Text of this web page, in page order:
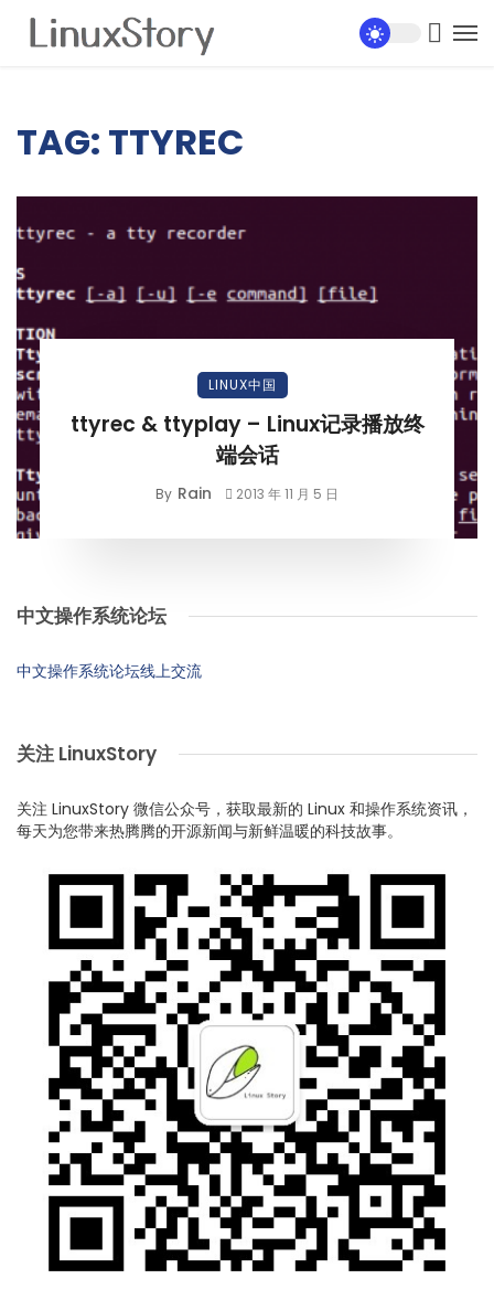
TAG: TTYREC
LINUX中国
ttyrec & ttyplay – Linux记录播放终
端会话
By Rain 2013 年 11 月 5 日
中文操作系统论坛
中文操作系统论坛线上交流
关注 LinuxStory
关注 LinuxStory 微信公众号，获取最新的 Linux 和操作系统资讯，
每天为您带来热腾腾的开源新闻与新鲜温暖的科技故事。